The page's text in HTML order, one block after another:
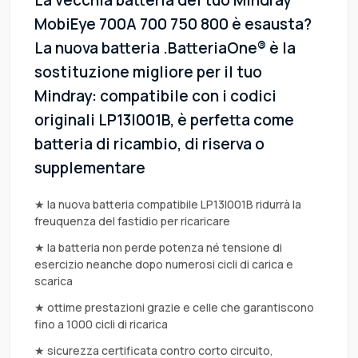
MobiEye 700A 700 750 800 è esausta?
La nuova batteria .BatteriaOne® è la
sostituzione migliore per il tuo
Mindray: compatibile con i codici
originali LP13I001B, è perfetta come
batteria di ricambio, di riserva o
supplementare
★ la nuova batteria compatibile LP13I001B ridurrà la
freuquenza del fastidio per ricaricare
★ la batteria non perde potenza né tensione di
esercizio neanche dopo numerosi cicli di carica e
scarica
★ ottime prestazioni grazie e celle che garantiscono
fino a 1000 cicli di ricarica
★ sicurezza certificata contro corto circuito,